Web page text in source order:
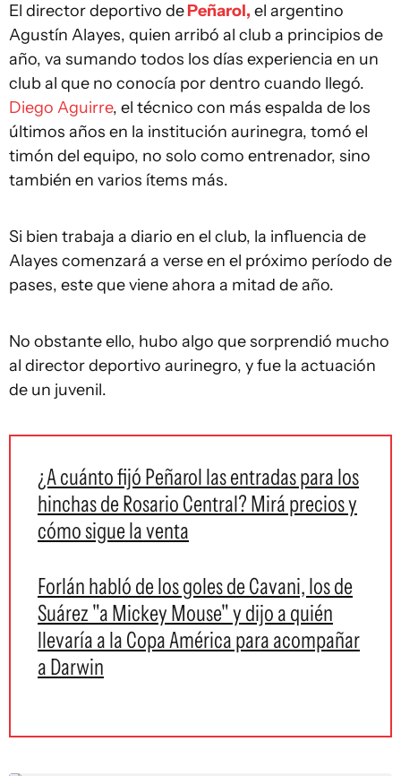
El director deportivo dePeñarol, el argentino
Agustín Alayes, quien arribó al club a principios de
año, va sumando todos los días experiencia en un
club al que no conocía por dentro cuando llegó.
Diego Aguirre, el técnico con más espalda de los
últimos años en la institución aurinegra, tomó el
timón del equipo, no solo como entrenador, sino
también en varios ítems más.
Si bien trabaja a diario en el club, la influencia de
Alayes comenzará a verse en el próximo período de
pases, este que viene ahora a mitad de año.
No obstante ello, hubo algo que sorprendió mucho
al director deportivo aurinegro, y fue la actuación
de un juvenil.
¿A cuánto fijó Peñarol las entradas para los
hinchas de Rosario Central? Mirá precios y
cómo sigue la venta
Forlán habló de los goles de Cavani, los de
Suárez "a Mickey Mouse" y dijo a quién
llevaría a la Copa América para acompañar
a Darwin